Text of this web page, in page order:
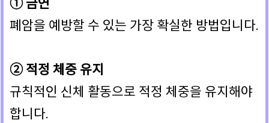
폐암을 예방할 수 있는 가장 확실한 방법입니다.
② 적정 체중 유지
규칙적인 신체 활동으로 적정 체중을 유지해야
합니다.